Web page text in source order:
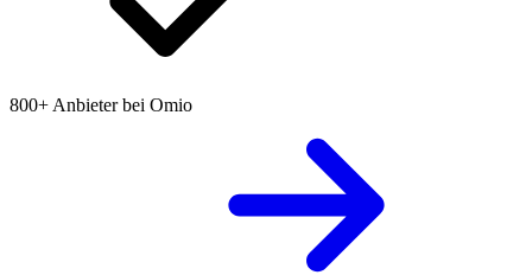
800+ Anbieter bei Omio